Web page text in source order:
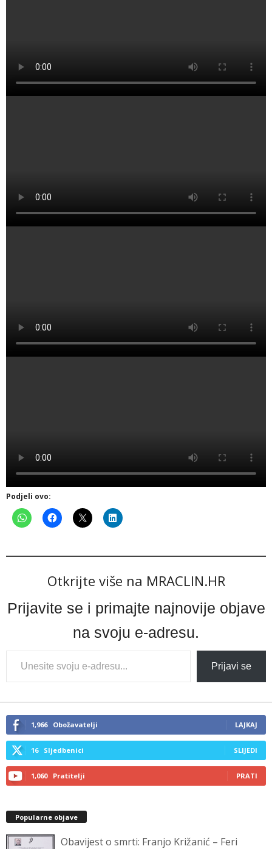
Podjeli ovo:
Otkrijte više na MRACLIN.HR
Prijavite se i primajte najnovije objave
na svoju e-adresu.
Type
your
email…
Prijavi se
1,966 Obožavatelji LAJKAJ
16 Sljedbenici SLIJEDI
1,060 Pratitelji PRATI
Popularne objave
Obavijest o smrti: Franjo Križanić – Feri